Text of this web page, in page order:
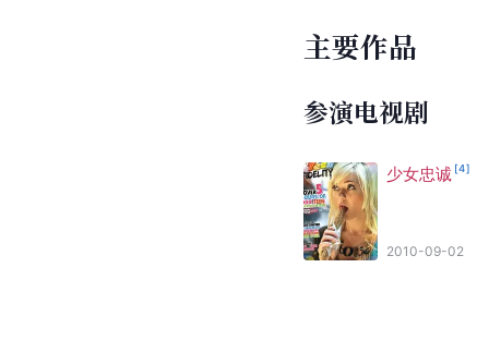
主要作品
参演电视剧
少女忠诚 [4]
2010-09-02